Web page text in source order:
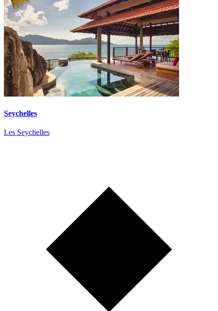
Seychelles
Les Seychelles